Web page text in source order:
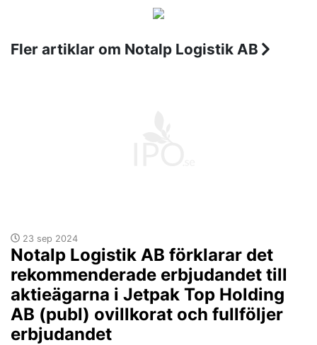
Fler artiklar om Notalp Logistik AB
23 sep 2024
Notalp Logistik AB förklarar det
rekommenderade erbjudandet till
aktieägarna i Jetpak Top Holding
AB (publ) ovillkorat och fullföljer
erbjudandet